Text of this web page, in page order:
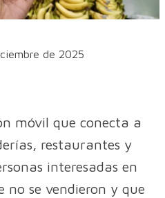
de 2025
móvil que conecta a
restaurantes y
interesadas en
no se vendieron y que